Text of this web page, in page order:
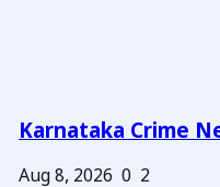
Karnataka Crime
Aug 8, 2026 0 2